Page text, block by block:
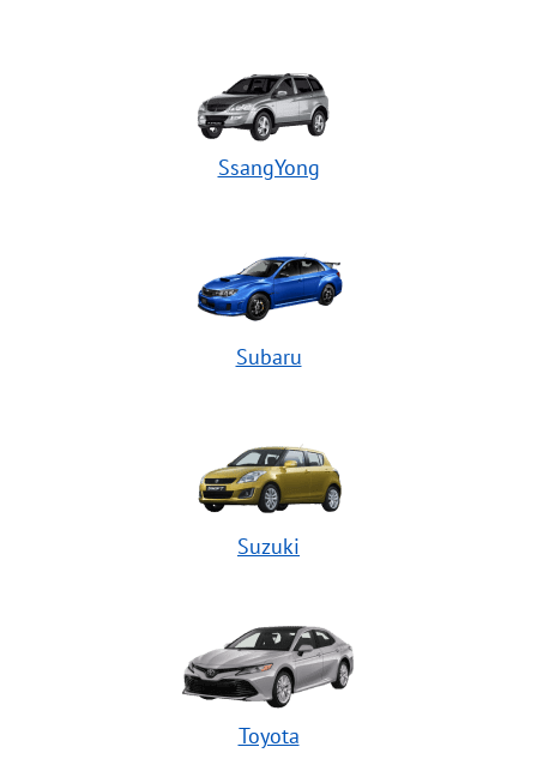
SsangYong
Subaru
Suzuki
Toyota